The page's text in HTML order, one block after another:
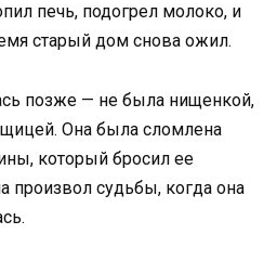
печь, подогрел молоко, и
старый дом снова ожил.
позже — не была нищенкой,
Она была сломлена
который бросил ее
произвол судьбы, когда она